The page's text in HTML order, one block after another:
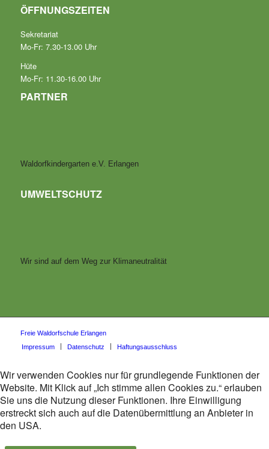
ÖFFNUNGSZEITEN
Sekretariat
Mo-Fr: 7.30-13.00 Uhr
Hüte
Mo-Fr: 11.30-16.00 Uhr
PARTNER
Waldorfkindergarten e.V. Erlangen
UMWELTSCHUTZ
Wir sind auf dem Weg zur Klimaneutralität
Freie Waldorfschule Erlangen
Impressum
Datenschutz Haftungsausschluss
Wir verwenden Cookies nur für grundlegende Funktionen der
Website. Mit Klick auf „Ich stimme allen Cookies zu.“ erlauben
Sie uns die Nutzung dieser Funktionen. Ihre Einwilligung
erstreckt sich auch auf die Datenübermittlung an Anbieter in
den USA.